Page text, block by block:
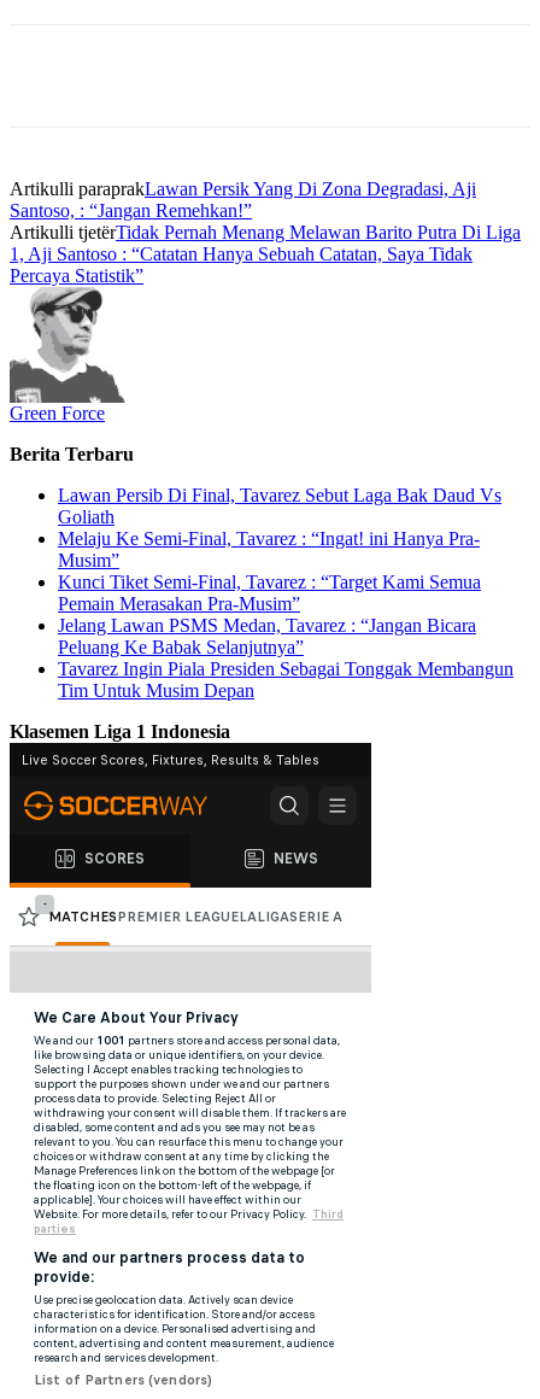
Artikulli paraprakLawan Persik Yang Di Zona Degradasi, Aji
Santoso, : “Jangan Remehkan!”
Artikulli tjetërTidak Pernah Menang Melawan Barito Putra Di Liga
1, Aji Santoso : “Catatan Hanya Sebuah Catatan, Saya Tidak
Percaya Statistik”
Green Force
Berita Terbaru
Lawan Persib Di Final, Tavarez Sebut Laga Bak Daud Vs
Goliath
Melaju Ke Semi-Final, Tavarez : “Ingat! ini Hanya Pra-
Musim”
Kunci Tiket Semi-Final, Tavarez : “Target Kami Semua
Pemain Merasakan Pra-Musim”
Jelang Lawan PSMS Medan, Tavarez : “Jangan Bicara
Peluang Ke Babak Selanjutnya”
Tavarez Ingin Piala Presiden Sebagai Tonggak Membangun
Tim Untuk Musim Depan
Klasemen Liga 1 Indonesia